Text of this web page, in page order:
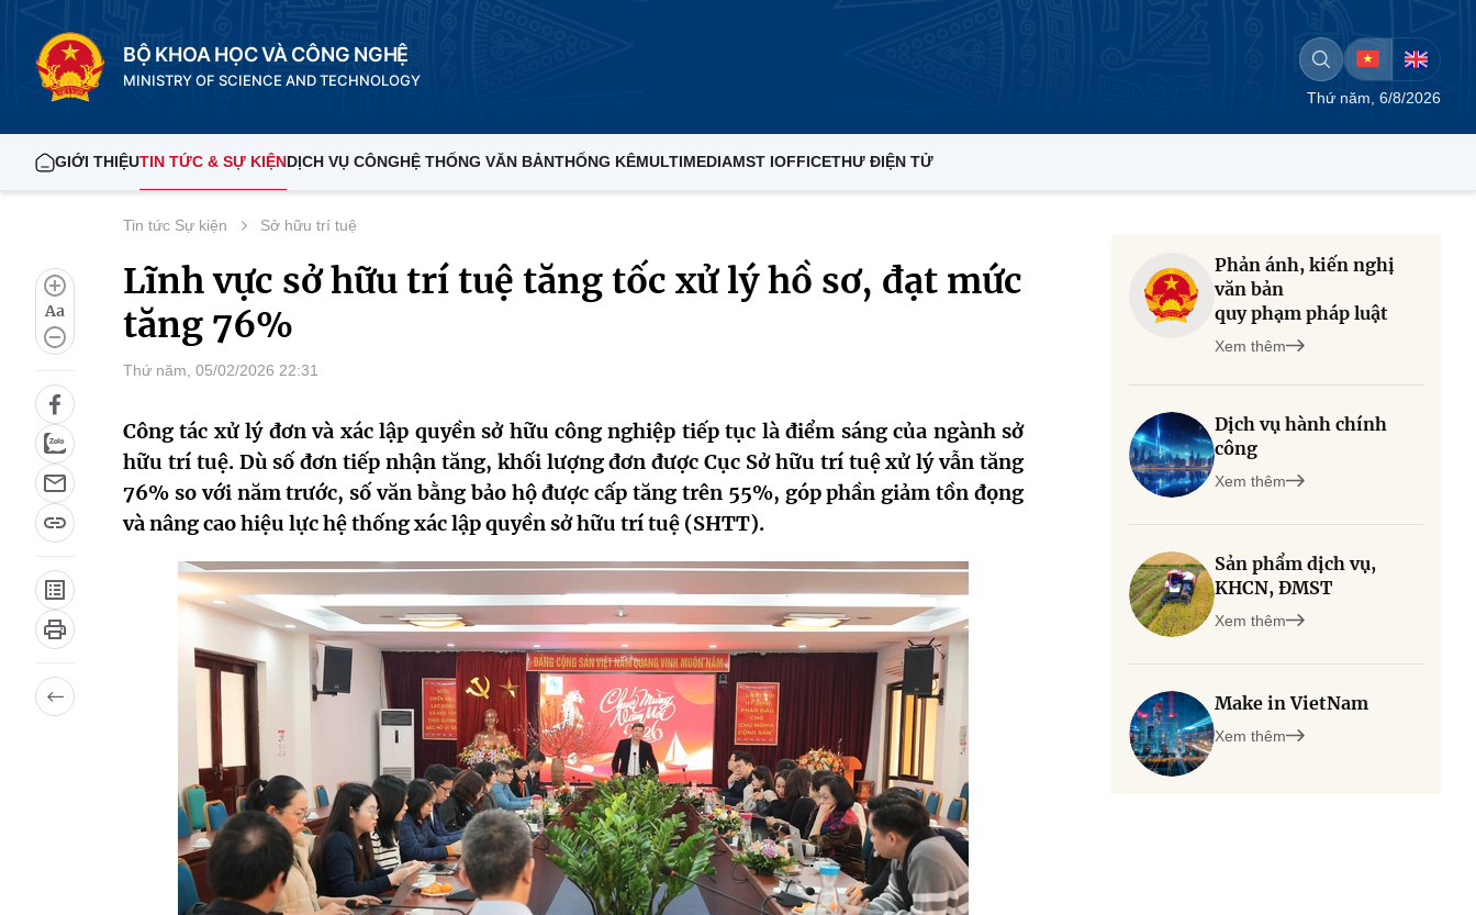
BỘ KHOA HỌC VÀ CÔNG NGHỆ
MINISTRY OF SCIENCE AND TECHNOLOGY
Thứ năm, 6/8/2026
GIỚI THIỆUTIN TỨC & SỰ KIỆNDỊCH VỤ CÔNGHỆ THỐNG VĂN BẢNTHỐNG KÊMULTIMEDIAMST IOFFICETHƯ ĐIỆN TỬ
Aa
Tin tức Sự kiện Sở hữu trí tuệ
Lĩnh vực sở hữu trí tuệ tăng tốc xử lý hồ sơ, đạt mức
tăng 76%
Thứ năm, 05/02/2026 22:31
Công tác xử lý đơn và xác lập quyền sở hữu công nghiệp tiếp tục là điểm sáng của ngành sở
hữu trí tuệ. Dù số đơn tiếp nhận tăng, khối lượng đơn được Cục Sở hữu trí tuệ xử lý vẫn tăng
76% so với năm trước, số văn bằng bảo hộ được cấp tăng trên 55%, góp phần giảm tồn đọng
và nâng cao hiệu lực hệ thống xác lập quyền sở hữu trí tuệ (SHTT).
Phản ánh, kiến nghị
văn bản
quy phạm pháp luật
Xem thêm
Dịch vụ hành chính
công
Xem thêm
Sản phẩm dịch vụ,
KHCN, ĐMST
Xem thêm
Make in VietNam
Xem thêm